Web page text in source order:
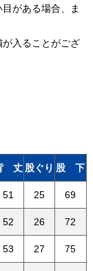
がある場合、ま
入ることがござ
丈 股ぐり 股 下
51 25 69
52 26 72
53 27 75